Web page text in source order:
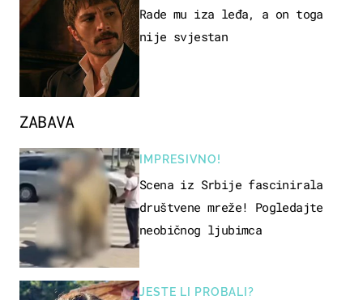
ZABAVA
IMPRESIVNO!
Scena iz Srbije fascinirala
društvene mreže! Pogledajte
neobičnog ljubimca
JESTE LI PROBALI?
Rade mu iza leđa, a on toga
nije svjestan